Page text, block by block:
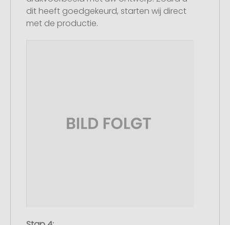
dit heeft goedgekeurd, starten wij direct
met de productie.